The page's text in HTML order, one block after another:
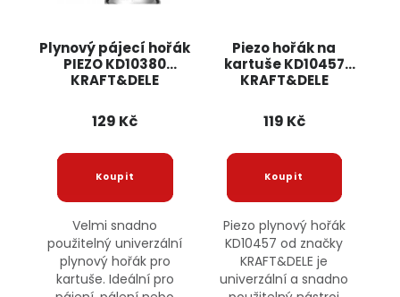
Plynový pájecí hořák
PIEZO KD10380
KRAFT&DELE
129 Kč
Velmi snadno
použitelný univerzální
plynový hořák pro
kartuše. Ideální pro
Piezo hořák na
kartuše KD10457
KRAFT&DELE
119 Kč
Piezo plynový hořák
KD10457 od značky
KRAFT&DELE je
univerzální a snadno